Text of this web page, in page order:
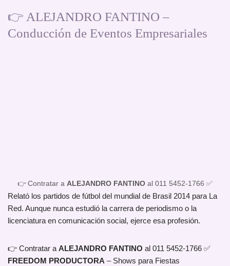
👉 ALEJANDRO FANTINO –
Conducción de Eventos Empresariales
👉 Contratar a ALEJANDRO FANTINO al 011 5452-1766 ✅
Relató los partidos de fútbol del mundial de Brasil 2014 para La
Red. Aunque nunca estudió la carrera de periodismo o la
licenciatura en comunicación social, ejerce esa profesión.
👉 Contratar a ALEJANDRO FANTINO al 011 5452-1766 ✅
FREEDOM PRODUCTORA – Shows para Fiestas